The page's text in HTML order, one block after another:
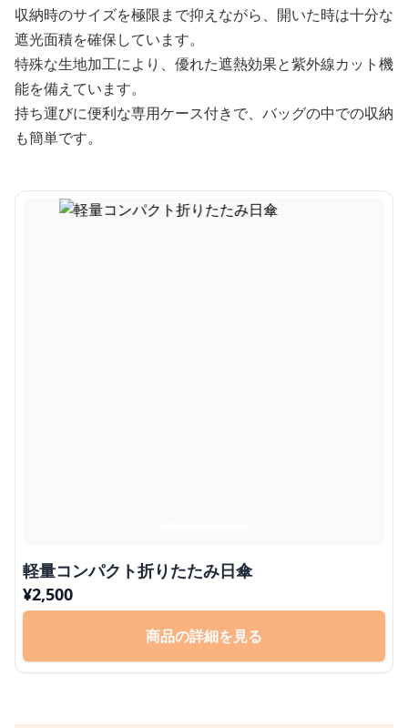
収納時のサイズを極限まで抑えながら、開いた時は十分な
遮光面積を確保しています。
特殊な生地加工により、優れた遮熱効果と紫外線カット機
能を備えています。
持ち運びに便利な専用ケース付きで、バッグの中での収納
も簡単です。
軽量コンパクト折りたたみ日傘
¥2,500
商品の詳細を見る